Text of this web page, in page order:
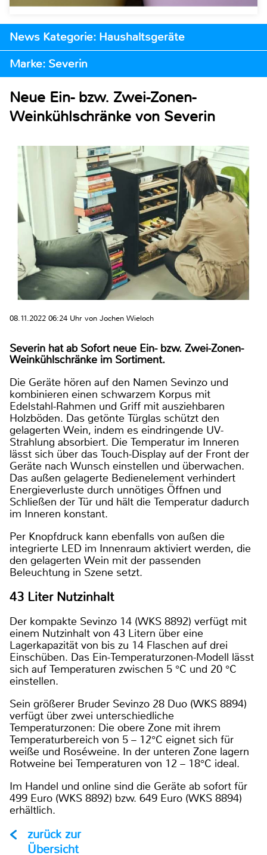
News Kategorie: Haushaltsgeräte
Marke: Severin
Neue Ein- bzw. Zwei-Zonen-
Weinkühlschränke von Severin
08.11.2022 06:24 Uhr von Jochen Wieloch
Severin hat ab Sofort neue Ein- bzw. Zwei-Zonen-
Weinkühlschränke im Sortiment.
Die Geräte hören auf den Namen Sevinzo und
kombinieren einen schwarzem Korpus mit
Edelstahl-Rahmen und Griff mit ausziehbaren
Holzböden. Das getönte Türglas schützt den
gelagerten Wein, indem es eindringende UV-
Strahlung absorbiert. Die Temperatur im Inneren
lässt sich über das Touch-Display auf der Front der
Geräte nach Wunsch einstellen und überwachen.
Das außen gelagerte Bedienelement verhindert
Energieverluste durch unnötiges Öffnen und
Schließen der Tür und hält die Temperatur dadurch
im Inneren konstant.
Per Knopfdruck kann ebenfalls von außen die
integrierte LED im Innenraum aktiviert werden, die
den gelagerten Wein mit der passenden
Beleuchtung in Szene setzt.
43 Liter Nutzinhalt
Der kompakte Sevinzo 14 (WKS 8892) verfügt mit
einem Nutzinhalt von 43 Litern über eine
Lagerkapazität von bis zu 14 Flaschen auf drei
Einschüben. Das Ein-Temperaturzonen-Modell lässt
sich auf Temperaturen zwischen 5 °C und 20 °C
einstellen.
Sein größerer Bruder Sevinzo 28 Duo (WKS 8894)
verfügt über zwei unterschiedliche
Temperaturzonen: Die obere Zone mit ihrem
Temperaturbereich von 5 – 12°C eignet sich für
weiße und Roséweine. In der unteren Zone lagern
Rotweine bei Temperaturen von 12 – 18°C ideal.
Im Handel und online sind die Geräte ab sofort für
499 Euro (WKS 8892) bzw. 649 Euro (WKS 8894)
erhältlich.
zurück zur
Übersicht